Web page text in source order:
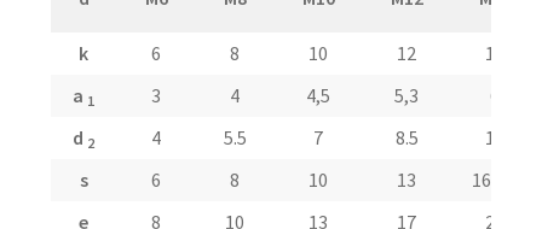
k 6 8 10 12
16
a 1 3 4 4,5 5,3
6
d 2 4 5.5 7 8.5
12
s
6 8 10 13
16/17
e
8 10 13 17 22